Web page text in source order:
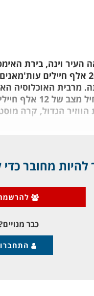
1683 נמצאה העיר
בסכנה קיומית. לא פחות מ 200
מרבית האוכלוסיה
הראשון, תוך
הגדול, קרה
להיות מחובר
כבר
התחברו